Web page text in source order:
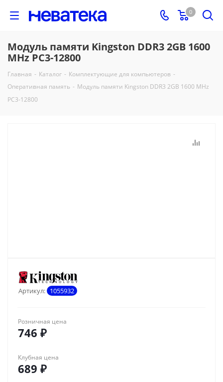
0
Модуль памяти Kingston DDR3 2GB 1600
MHz PC3-12800
Главная - Каталог - Комплектующие для компьютеров -
Оперативная память - Модуль памяти Kingston DDR3 2GB 1600 MHz
PC3-12800
Артикул: 1055932
Розничная цена
746 ₽
Клубная цена
689 ₽